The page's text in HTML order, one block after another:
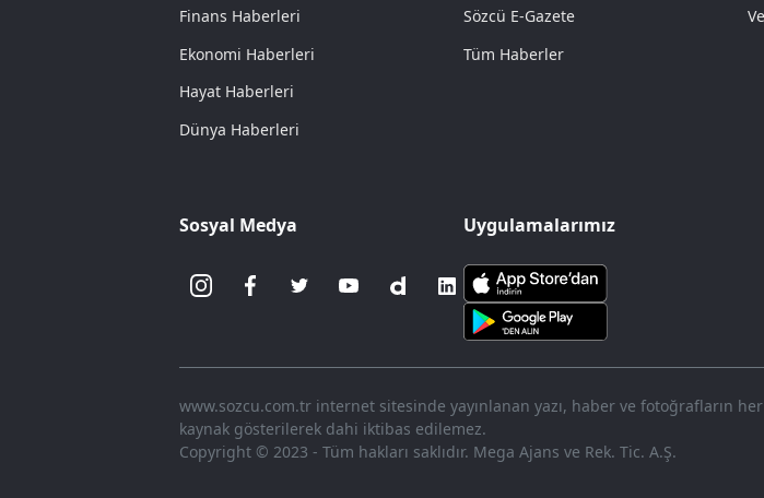
Finans Haberleri
Ekonomi Haberleri
Hayat Haberleri
Dünya Haberleri
Sözcü E-Gazete
Tüm Haberler
Sosyal Medya Uygulamalarımız
www.sozcu.com.tr internet sitesinde yayınlanan yazı, haber ve fotoğrafların
kaynak gösterilerek dahi iktibas edilemez.
Copyright © 2023 - Tüm hakları saklıdır. Mega Ajans ve Rek. Tic. A.Ş.